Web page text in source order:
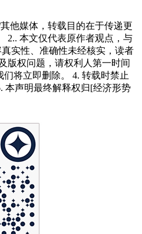
他媒体，转载目的在于传递更
2.. 本文仅代表原作者观点，与
实性、准确性未经核实，读者
版权问题，请权利人第一时间
将立即删除。 4. 转载时禁止
本声明最终解释权归[经济形势